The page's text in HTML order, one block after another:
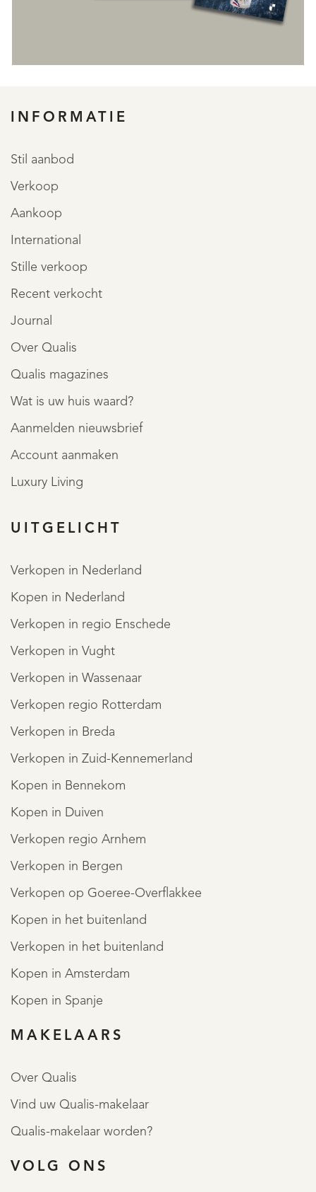
INFORMATIE
Stil aanbod
Verkoop
Aankoop
International
Stille verkoop
Recent verkocht
Journal
Over Qualis
Qualis magazines
Wat is uw huis waard?
Aanmelden nieuwsbrief
Account aanmaken
Luxury Living
UITGELICHT
Verkopen in Nederland
Kopen in Nederland
Verkopen in regio Enschede
Verkopen in Vught
Verkopen in Wassenaar
Verkopen regio Rotterdam
Verkopen in Breda
Verkopen in Zuid-Kennemerland
Kopen in Bennekom
Kopen in Duiven
Verkopen regio Arnhem
Verkopen in Bergen
Verkopen op Goeree-Overflakkee
Kopen in het buitenland
Verkopen in het buitenland
Kopen in Amsterdam
Kopen in Spanje
MAKELAARS
Over Qualis
Vind uw Qualis-makelaar
Qualis-makelaar worden?
VOLG ONS